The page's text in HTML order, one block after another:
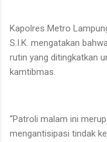
Kapolres Metro
S.I.K. mengatakan
rutin yang ditingkatkan
kamtibmas.
“Patroli malam ini
mengantisipasi tindak